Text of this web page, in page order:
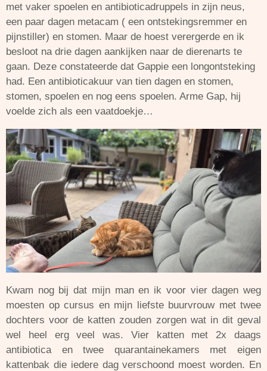
met vaker spoelen en antibioticadruppels in zijn neus,
een paar dagen metacam ( een ontstekingsremmer en
pijnstiller) en stomen. Maar de hoest verergerde en ik
besloot na drie dagen aankijken naar de dierenarts te
gaan. Deze constateerde dat Gappie een longontsteking
had. Een antibioticakuur van tien dagen en stomen,
stomen, spoelen en nog eens spoelen. Arme Gap, hij
voelde zich als een vaatdoekje…
Kwam nog bij dat mijn man en ik voor vier dagen weg
moesten op cursus en mijn liefste buurvrouw met twee
dochters voor de katten zouden zorgen wat in dit geval
wel heel erg veel was. Vier katten met 2x daags
antibiotica en twee quarantainekamers met eigen
kattenbak die iedere dag verschoond moest worden. En